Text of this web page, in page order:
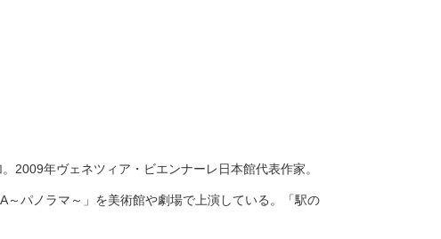
2009年ヴェネツィア・ビエンナーレ日本館代表作家。
～パノラマ～」を美術館や劇場で上演している。「駅の